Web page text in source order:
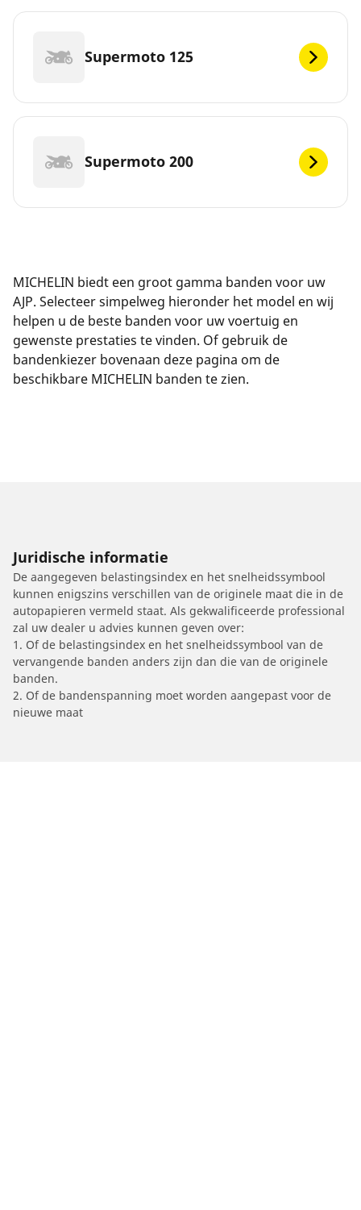
Supermoto 125
Supermoto 200
MICHELIN biedt een groot gamma banden voor uw
AJP. Selecteer simpelweg hieronder het model en wij
helpen u de beste banden voor uw voertuig en
gewenste prestaties te vinden. Of gebruik de
bandenkiezer bovenaan deze pagina om de
beschikbare MICHELIN banden te zien.
Juridische informatie
De aangegeven belastingsindex en het snelheidssymbool
kunnen enigszins verschillen van de originele maat die in de
autopapieren vermeld staat. Als gekwalificeerde professional
zal uw dealer u advies kunnen geven over:
1. Of de belastingsindex en het snelheidssymbool van de
vervangende banden anders zijn dan die van de originele
banden.
2. Of de bandenspanning moet worden aangepast voor de
nieuwe maat